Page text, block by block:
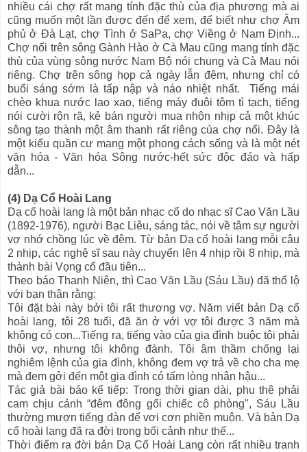
nhiều cái chợ rất mang tính đặc thù của địa phương mà ai
cũng muốn một lần được đến để xem, để biết như chợ Âm
phủ ở Đà Lạt, chợ Tình ở SaPa, chợ Viềng ở Nam Định...
Chợ nổi trên sông Gành Hào ở Cà Mau cũng mang tính đặc
thù của vùng sông nước Nam Bộ nói chung và Cà Mau nói
riêng. Chợ trên sông họp cả ngày lẫn đêm, nhưng chỉ có
buổi sáng sớm là tấp nập và náo nhiệt nhất. Tiếng mái
chèo khua nước lao xao, tiếng máy đuôi tôm tì tạch, tiếng
nói cười rộn rã, kẻ bán người mua nhộn nhịp cả một khúc
sông tạo thành một âm thanh rất riêng của chợ nổi. Đây là
một kiểu quần cư mang một phong cách sống và là một nét
văn hóa - Văn hóa Sông nước-hết sức độc đáo và hấp
dẫn...
(4) Dạ Cổ Hoài Lang
Dạ cổ hoài lang là một bản nhạc cổ do nhạc sĩ Cao Văn Lầu
(1892-1976), người Bạc Liêu, sáng tác, nói về tâm sự người
vợ nhớ chồng lúc về đêm. Từ bản Dạ cổ hoài lang mỗi câu
2 nhịp, các nghệ sĩ sau này chuyển lên 4 nhịp rồi 8 nhịp, mà
thành bài Vọng cổ đầu tiên...
Theo báo Thanh Niên, thì Cao Văn Lầu (Sáu Lầu) đã thổ lộ
với bạn thân rằng:
Tôi đặt bài này bởi tôi rất thương vợ. Năm viết bản Dạ cổ
hoài lang, tôi 28 tuổi, đã ăn ở với vợ tôi được 3 năm mà
không có con...Tiếng ra, tiếng vào của gia đình buộc tôi phải
thôi vợ, nhưng tôi không đành. Tôi âm thầm chống lại
nghiêm lệnh của gia đình, không đem vợ trả về cho cha mẹ
mà đem gởi đến một gia đình có tấm lòng nhân hậu...
Tác giả bài báo kể tiếp: Trong thời gian dài, phu thê phải
cam chịu cảnh “đêm đông gối chiếc cô phòng", Sáu Lầu
thường mượn tiếng đàn để vơi cơn phiền muộn. Và bản Dạ
cổ hoài lang đã ra đời trong bối cảnh như thế...
Thời điểm ra đời bản Dạ Cổ Hoài Lang còn rất nhiều tranh